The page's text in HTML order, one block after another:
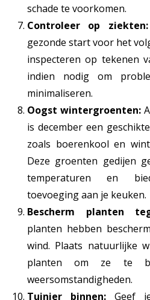
schade te voorkomen.
Controleer op ziekten:
gezonde start voor het
inspecteren op tekenen
indien nodig om
minimaliseren.
Oogst wintergroenten:
is december een
zoals boerenkool en
Deze groenten gedijen
temperaturen en
toevoeging aan je keuken.
Bescherm planten
planten hebben
wind. Plaats natuurlijke
planten om ze te
weersomstandigheden.
Tuinier binnen: Geef